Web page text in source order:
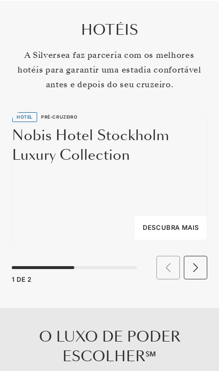
HOTÉIS
A Silversea faz parceria com os melhores
hotéis para garantir uma estadia confortável
antes e depois do seu cruzeiro.
HOTEL PRÉ-CRUZEIRO
Nobis Hotel Stockholm
Luxury Collection
DESCUBRA MAIS
1 DE 2
O LUXO DE PODER
ESCOLHER℠